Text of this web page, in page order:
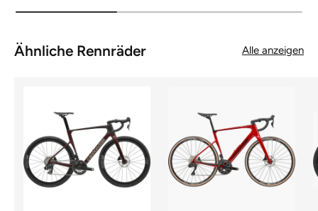
Ähnliche Rennräder Alle anzeigen